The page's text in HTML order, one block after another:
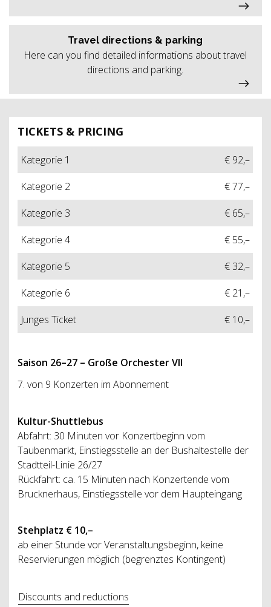
TICKETS & PRICING
Kategorie 1
€ 92,–
Kategorie 2
€ 77,–
Kategorie 3
€ 65,–
Kategorie 4
€ 55,–
Kategorie 5
€ 32,–
Kategorie 6
€ 21,–
Junges Ticket
€ 10,–
Saison 26–27 – Große Orchester VII
7. von 9 Konzerten im Abonnement
Kultur-Shuttlebus
Abfahrt: 30 Minuten vor Konzertbeginn vom
Taubenmarkt, Einstiegsstelle an der Bushaltestelle der
Stadtteil-Linie 26/27
Rückfahrt: ca. 15 Minuten nach Konzertende vom
Brucknerhaus, Einstiegsstelle vor dem Haupteingang
Stehplatz € 10,–
ab einer Stunde vor Veranstaltungsbeginn, keine
Reservierungen möglich (begrenztes Kontingent)
Discounts and reductions
Travel directions & parking
Here can you find detailed informations about travel
directions and parking.